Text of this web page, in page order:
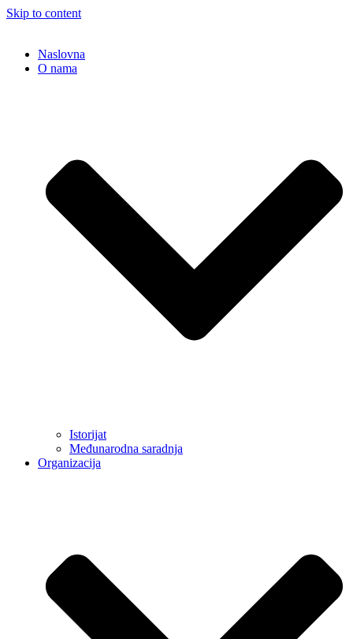
Skip to content
Naslovna
O nama
Istorijat
Međunarodna saradnja
Organizacija